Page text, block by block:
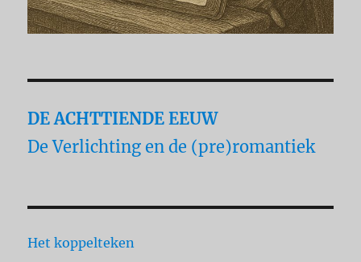
DE ACHTTIENDE EEUW
De Verlichting en de (pre)romantiek
Het koppelteken